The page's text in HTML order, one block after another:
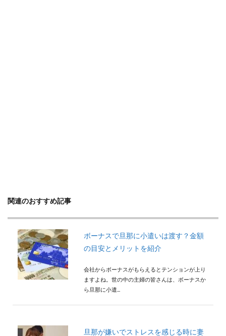
関連のおすすめ記事
ボーナスで旦那に小遣いは渡す？金額
の目安とメリットを紹介
会社からボーナスがもらえるとテンションが上り
ますよね。世の中の主婦の皆さんは、ボーナスか
ら旦那に小遣...
旦那が嫌いでストレスを感じる時に妻